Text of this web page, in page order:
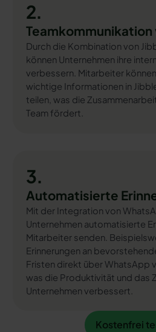
2.
Durch die Kombination von
können Unternehmen ihre
verbessern. Mitarbeiter
wichtige Informationen in
teilen, was die
Team fördert.
3.
Automatisierte
Mit der Integration von
Unternehmen automatisierte
Mitarbeiter senden.
Erinnerungen an
Fristen direkt über WhatsApp
was die Produktivität und das
Unternehmen verbessert.
Kostenfrei
Kostenfrei